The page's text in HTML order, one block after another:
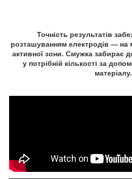
Точність результатів
розташуванням електродів — на
активної зони. Смужка забирає
у потрібній кількості за
матеріалу.